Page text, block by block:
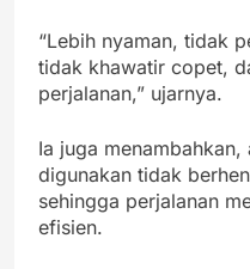
“Lebih nyaman, tidak
tidak khawatir copet,
perjalanan,” ujarnya.
Ia juga
digunakan tidak
sehingga perjalanan
efisien.